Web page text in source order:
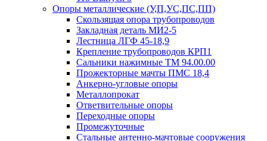
Опоры металлические (У,П,УС,ПС,ПП)
Скользящая опора трубопроводов
Закладная деталь МИ2-5
Лестница ЛГФ 45-18,9
Крепление трубопроводов КРП1
Сальники нажимные ТМ 94.00.00
Прожекторные мачты ПМС 18,4
Анкерно-угловые опоры
Металлопрокат
Ответвительные опоры
Переходные опоры
Промежуточные
Стальные антенно-мачтовые сооружения